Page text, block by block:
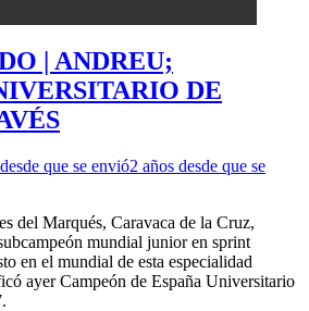
| ANDREU;
DE
que se envió2 años desde que se
del Marqués, Caravaca de la Cruz,
mundial junior en sprint
en el mundial de esta especialidad
ayer Campeón de España Universitario